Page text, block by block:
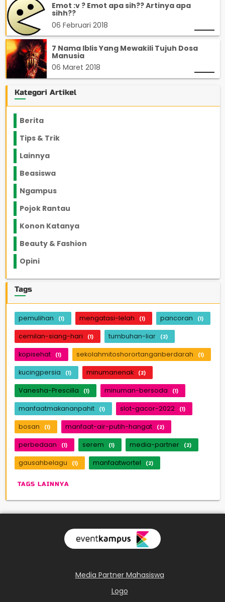
Emot :v ? Emot apa sih?? Artinya apa
sihh??
06 Februari 2018
7 Nama Iblis Yang Mewakili Tujuh Dosa
Manusia
06 Maret 2018
Kategori Artikel
Berita
Tips & Trik
Lainnya
Beasiswa
Ngampus
Pojok Rantau
Konon Katanya
Beauty & Fashion
Opini
Tags
pemulihan (1) mengatasi-lelah (1) pancoran (1)
cemilan-siang-hari (1) tumbuhan-liar (2)
kopisehat (1) sekolahmitoshorortanganberdarah (1)
kucingpersia (1) minumanenak (2)
Vanesha-Prescilla (1) minuman-bersoda (1)
manfaatmakananpahit (1) slot-gacor-2022 (1)
bosan (1) manfaat-air-putih-hangat (2)
perbedaan (1) serem (1) media-partner (2)
gausahbelagu (1) manfaatwortel (2)
TAGS LAINNYA
Media Partner Mahasiswa
Logo